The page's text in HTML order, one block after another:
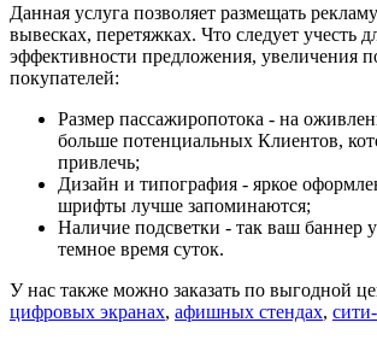
Данная услуга позволяет размещать
вывесках, перетяжках. Что следует учесть
эффективности предложения, увеличения
покупателей:
Размер пассажиропотока - на
больше потенциальных Клиентов,
привлечь;
Дизайн и типография - яркое
шрифты лучше запоминаются;
Наличие подсветки - так ваш баннер
темное время суток.
У нас также можно заказать по выгодной
цифровых экранах, афишных стендах,